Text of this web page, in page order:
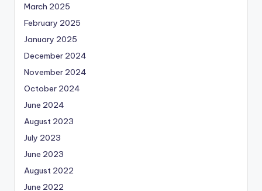
March 2025
February 2025
January 2025
December 2024
November 2024
October 2024
June 2024
August 2023
July 2023
June 2023
August 2022
June 2022